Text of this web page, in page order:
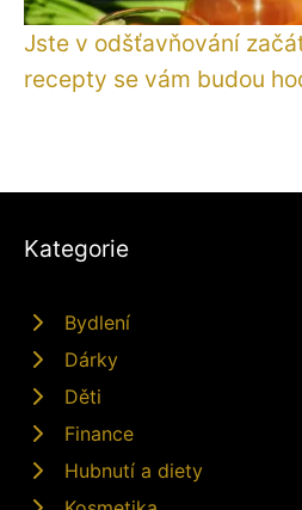
Jste v odšťavňování
recepty se vám budou
Kategorie
Bydlení
Dárky
Děti
Finance
Hubnutí a diety